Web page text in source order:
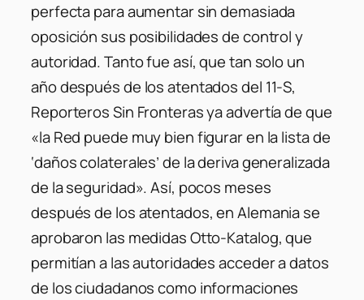
perfecta para aumentar sin demasiada
oposición sus posibilidades de control y
autoridad. Tanto fue así, que tan solo un
año después de los atentados del 11-S,
Reporteros Sin Fronteras ya advertía de que
«la Red puede muy bien figurar en la lista de
‘daños colaterales’ de la deriva generalizada
de la seguridad». Así, pocos meses
después de los atentados, en Alemania se
aprobaron las medidas Otto-Katalog, que
permitían a las autoridades acceder a datos
de los ciudadanos como informaciones